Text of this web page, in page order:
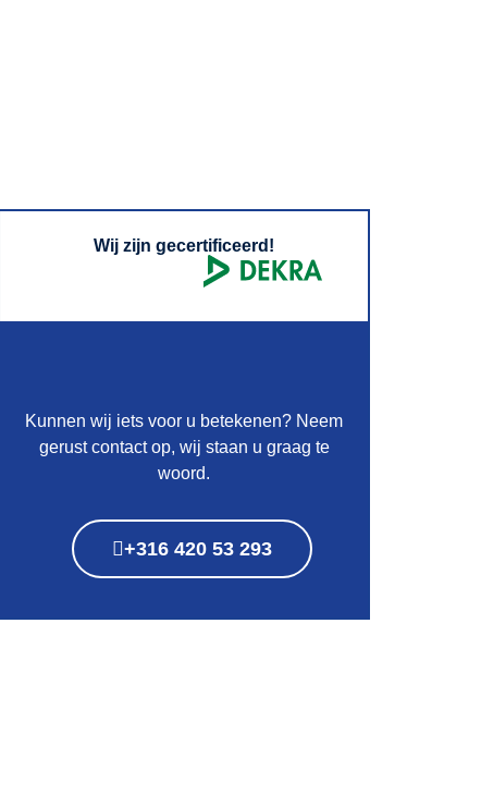
Wij zijn gecertificeerd!
Kunnen wij iets voor u betekenen? Neem
gerust contact op, wij staan u graag te
woord.
+316 420 53 293